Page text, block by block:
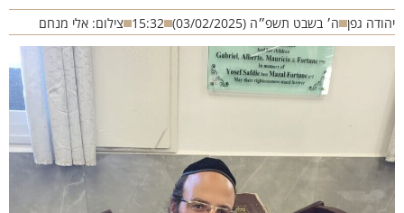
גפן ה׳ בשבט תשפ״ה (03/02/2025) 15:32 צילום: אלי מנחם